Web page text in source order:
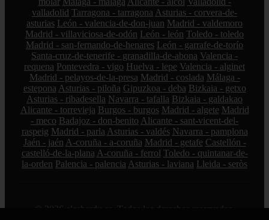
valladolid Tarragona - tarragona Asturias - corvera-de-
asturias León - valencia-de-don-juan Madrid - valdemoro
Madrid - villaviciosa-de-odón León - león Toledo - toledo
Madrid - san-fernando-de-henares León - garrafe-de-torío
Santa-cruz-de-tenerife - granadilla-de-abona Valencia -
requena Pontevedra - vigo Huelva - lepe Valencia - alginet
Madrid - pelayos-de-la-presa Madrid - coslada Málaga -
estepona Asturias - piloña Gipuzkoa - deba Bizkaia - getxo
Asturias - ribadesella Navarra - tafalla Bizkaia - galdakao
Alicante - torrevieja Burgos - burgos Madrid - algete Madrid
- meco Badajoz - don-benito Alicante - sant-vicent-del-
raspeig Madrid - parla Asturias - valdés Navarra - pamplona
Jaén - jaén A-coruña - a-coruña Madrid - getafe Castellón -
castelló-de-la-plana A-coruña - ferrol Toledo - quintanar-de-
la-orden Palencia - palencia Asturias - laviana Lleida - seròs
© 2026 elesbardu.es. Todos los derechos reservados.